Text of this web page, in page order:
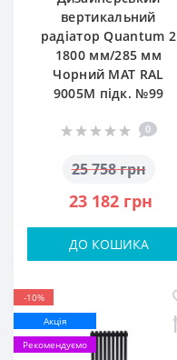
вертикальний
радіатор Quantum 2
1800 мм/285 мм
Чорний МАТ RAL
9005М підк. №99
0
25 758 грн
23 182 грн
ДО КОШИКА
-10%
Акція
Рекомендуємо